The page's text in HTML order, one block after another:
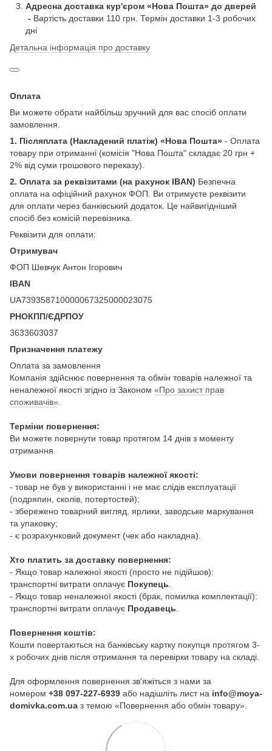
Адресна доставка кур'єром «Нова Пошта» до дверей​
- Вартість доставки 110 грн. Термін доставки 1-3 робочих
дні
Детальна інформація про доставку
Оплата
Ви можете обрати найбільш зручний для вас спосіб оплати
замовлення.
1. Післяплата (Накладений платіж) «Нова Пошта» - Оплата
товару при отриманні (комісія "Нова Пошта" складає 20 грн +
2% від суми грошового переказу).
2. Оплата за реквізитами (на рахунок IBAN) Безпечна
оплата на офіційний рахунок ФОП. Ви отримуєте реквізити
для оплати через банківський додаток. Це найвигідніший
спосіб без комісій перевізника.
Реквізити для оплати:
Отримувач
ФОП Шевчук Антон Ігорович
IBAN
UA739358710000067325000023075
РНОКПП/ЄДРПОУ
3633603037
Призначення платежу
Оплата за замовлення
Компанія здійснює повернення та обмін товарів належної та
неналежної якості згідно із Законом «Про захист прав
споживачів».
Терміни повернення:
Ви можете повернути товар протягом 14 днів з моменту
отримання.
Умови повернення товарів належної якості:
- товар не був у використанні і не має слідів експлуатації
(подряпин, сколів, потертостей);
- збережено товарний вигляд, ярлики, заводське маркування
та упаковку;
- є розрахунковий документ (чек або накладна).
Хто платить за доставку повернення:
- Якщо товар належної якості (просто не підійшов):
транспортні витрати оплачує Покупець.
- Якщо товар неналежної якості (брак, помилка комплектації):
транспортні витрати оплачує Продавець.
Повернення коштів:
Кошти повертаються на банківську картку покупця протягом 3-
х робочих днів після отримання та перевірки товару на складі.
Для оформлення повернення зв'яжіться з нами за
номером +38 097-227-6939 або надішліть лист на info@moya-
domivka.com.ua з темою «Повернення або обмін товару».